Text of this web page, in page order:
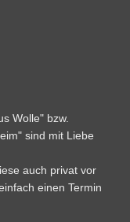
Wolle" bzw.
sind mit Liebe
auch privat vor
einen Termin